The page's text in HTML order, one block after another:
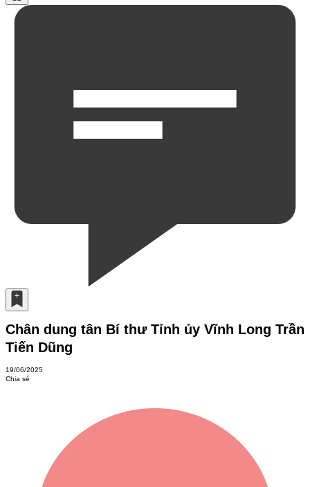
Chân dung tân Bí thư Tỉnh ủy Vĩnh Long Trần
Tiến Dũng
19/06/2025
Chia sẻ